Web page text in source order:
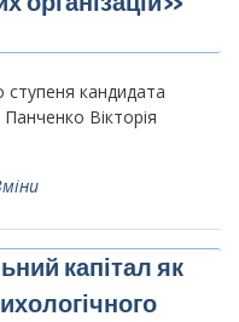
ступеня кандидата
Панченко Вікторія
капітал як